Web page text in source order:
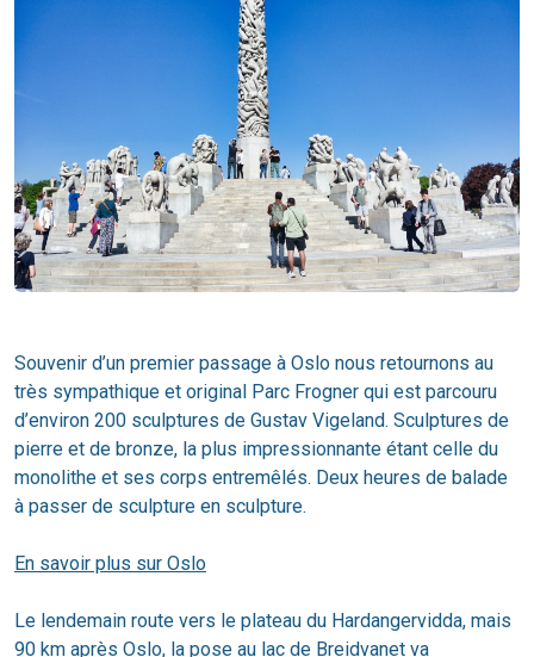
Souvenir d’un premier passage à Oslo nous retournons au
très sympathique et original Parc Frogner qui est parcouru
d’environ 200 sculptures de Gustav Vigeland. Sculptures de
pierre et de bronze, la plus impressionnante étant celle du
monolithe et ses corps entremêlés. Deux heures de balade
à passer de sculpture en sculpture.
En savoir plus sur Oslo
Le lendemain route vers le plateau du Hardangervidda, mais
90 km après Oslo, la pose au lac de Breidvanet va